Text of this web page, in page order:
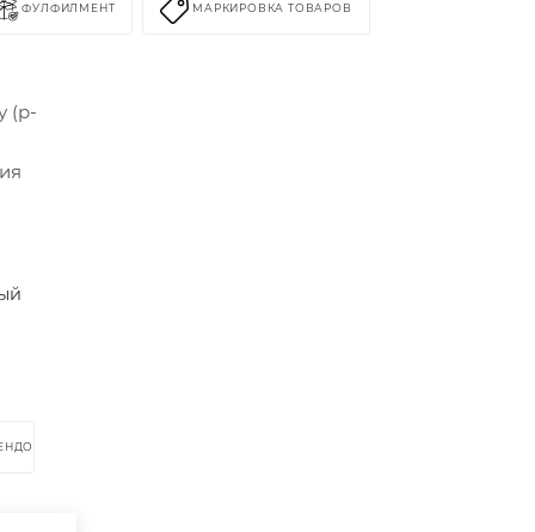
ФУЛФИЛМЕНТ МАРКИРОВКА ТОВАРОВ
(р-